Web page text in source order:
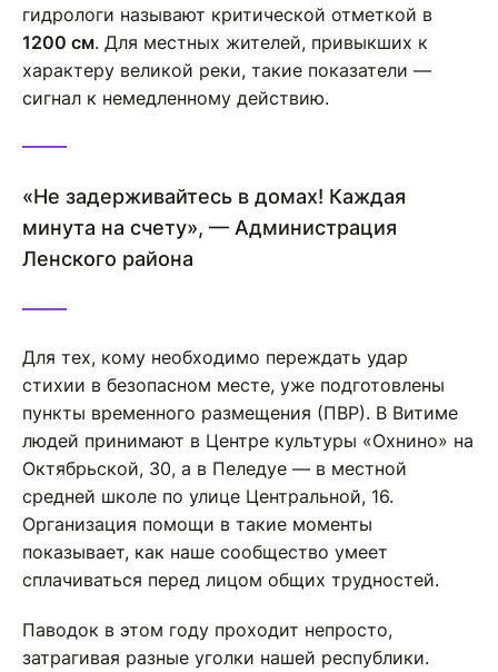
гидрологи называют критической отметкой в
1200 см. Для местных жителей, привыкших к
характеру великой реки, такие показатели —
сигнал к немедленному действию.
«Не задерживайтесь в домах! Каждая
минута на счету», — Администрация
Ленского района
Для тех, кому необходимо переждать удар
стихии в безопасном месте, уже подготовлены
пункты временного размещения (ПВР). В Витиме
людей принимают в Центре культуры «Охнино» на
Октябрьской, 30, а в Пеледуе — в местной
средней школе по улице Центральной, 16.
Организация помощи в такие моменты
показывает, как наше сообщество умеет
сплачиваться перед лицом общих трудностей.
Паводок в этом году проходит непросто,
затрагивая разные уголки нашей республики.